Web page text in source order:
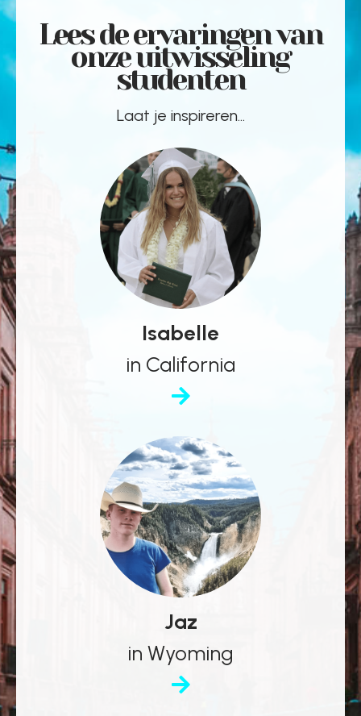
Lees de ervaringen van
onze uitwisseling
studenten
Laat je inspireren...
Isabelle
in California
Jaz
in Wyoming